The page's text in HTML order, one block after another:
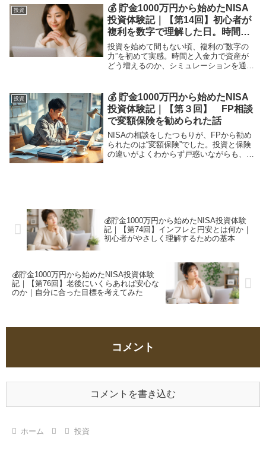
した。なんとなく雰囲気で選んでしまいそ
うになる。そ...
投資
💰 貯金1000万円から始めたNISA
投資体験記｜【第14回】初心者が
複利を数字で理解した日。時間と
入金力が資産を育てる鍵
投資を始めて間もない頃、複利の“数字の
力”を初めて実感。時間と入金力で資産が
どう増えるのか、シミュレーションを通じ
わかりやすく解説します。
投資
💰 貯金1000万円から始めたNISA
投資体験記｜【第３回】 FP相談
で変額保険を勧められた話
NISAの相談をしたつもりが、FPから勧め
られたのは“変額保険”でした。投資と保険
の違いがよくわからず戸惑いながらも、自
💰貯金1000万円から始めたNISA投資体験
記｜【第74回】インフレと円安とは何か｜
初心者がやさしく理解するための基本
💰貯金1000万円から始めたNISA投資体験
記｜【第76回】老後にいくらあれば安心な
のか｜自分に合った目標を考えてみた
コメント
コメントを書き込む
ホーム 投資